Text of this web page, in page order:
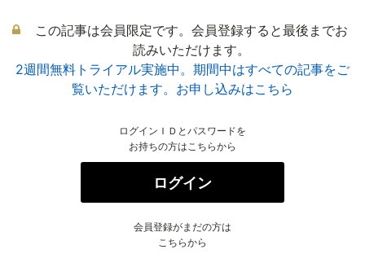
この記事は会員限定です。会員登録すると最後までお
読みいただけます。
2週間無料トライアル実施中。期間中はすべての記事をご
覧いただけます。お申し込みはこちら
ログインＩＤとパスワードを
お持ちの方はこちらから
ログイン
会員登録がまだの方は
こちらから